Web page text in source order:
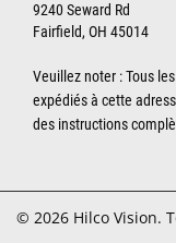
9240 Seward Rd
Fairfield, OH 45014
Veuillez noter : Tous
expédiés à cette
des instructions
© 2026 Hilco Vision.